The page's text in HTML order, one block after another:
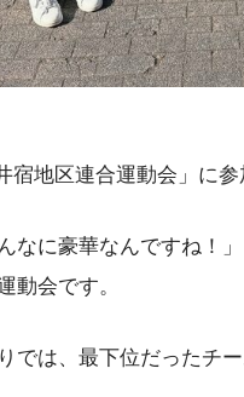
宿地区連合運動会」に参
なに豪華なんですね！
動会です。
では、最下位だったチ